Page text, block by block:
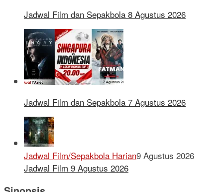
Jadwal Film dan Sepakbola 8 Agustus 2026
Jadwal Film dan Sepakbola 7 Agustus 2026
Jadwal Film/Sepakbola Harian9 Agustus 2026
Jadwal Film 9 Agustus 2026